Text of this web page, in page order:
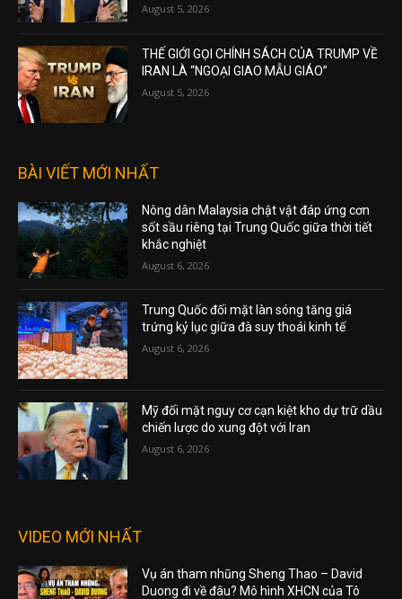
August 5, 2026
THẾ GIỚI GỌI CHÍNH SÁCH CỦA TRUMP VỀ
IRAN LÀ “NGOẠI GIAO MẪU GIÁO”
August 5, 2026
BÀI VIẾT MỚI NHẤT
Nông dân Malaysia chật vật đáp ứng cơn
sốt sầu riêng tại Trung Quốc giữa thời tiết
khắc nghiệt
August 6, 2026
Trung Quốc đối mặt làn sóng tăng giá
trứng kỷ lục giữa đà suy thoái kinh tế
August 6, 2026
Mỹ đối mặt nguy cơ cạn kiệt kho dự trữ dầu
chiến lược do xung đột với Iran
August 6, 2026
VIDEO MỚI NHẤT
Vụ án tham nhũng Sheng Thao – David
Duong đi về đâu? Mô hình XHCN của Tô